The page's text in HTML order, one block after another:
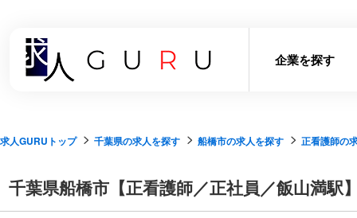
企業を探す
求人GURUトップ 千葉県の求人を探す 船橋市の求人を探す 正看護師の
千葉県船橋市【正看護師／正社員／飯山満